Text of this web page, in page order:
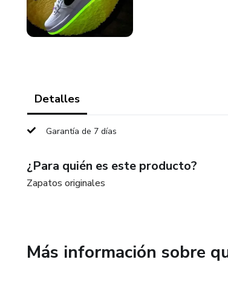
Detalles
Garantía de 7 días
¿Para quién es este producto?
Zapatos originales
Más información sobre